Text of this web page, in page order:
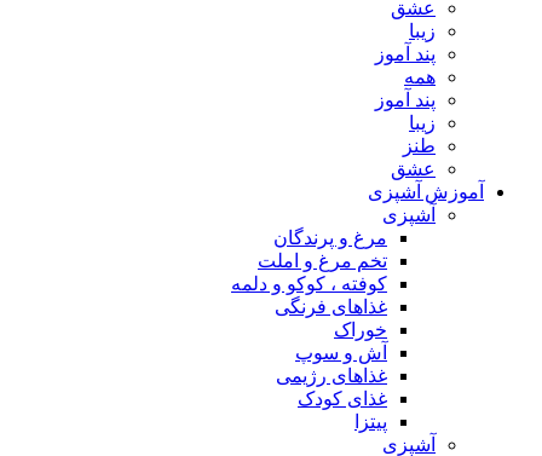
عشق
زیبا
پند آموز
همه
پند آموز
زیبا
طنز
عشق
آموزش آشپزی
آشپزی
مرغ و پرندگان
تخم مرغ و املت
کوفته ، کوکو و دلمه
غذاهای فرنگی
خوراک
آش و سوپ
غذاهای رژیمی
غذای کودک
پیتزا
آشپزی